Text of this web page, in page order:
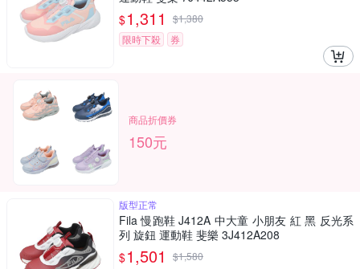
$1,311 $1,380
限時下殺
券
商品折價券
150元
版型正常
Fila 慢跑鞋 J412A 中大童 小朋友 紅 黑 反光系
列 旋鈕 運動鞋 斐樂 3J412A208
$1,501 $1,580